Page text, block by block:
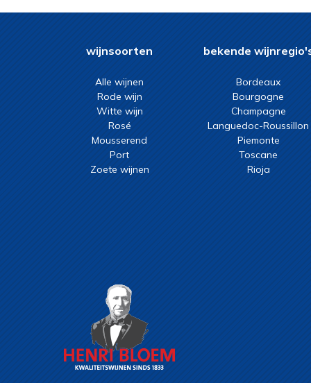
wijnsoorten
Alle wijnen
Rode wijn
Witte wijn
Rosé
Mousserend
Port
Zoete wijnen
bekende
Bordeaux
Bourgogne
Champagne
Languedoc-Roussillon
Piemonte
Toscane
Rioja